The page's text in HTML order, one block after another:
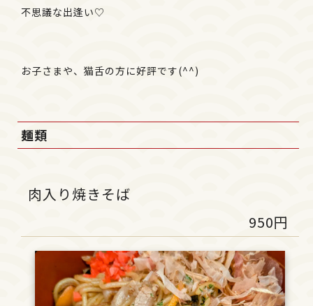
不思議な出逢い♡
お子さまや、猫舌の方に好評です(^^)
麺類
肉入り焼きそば
950円